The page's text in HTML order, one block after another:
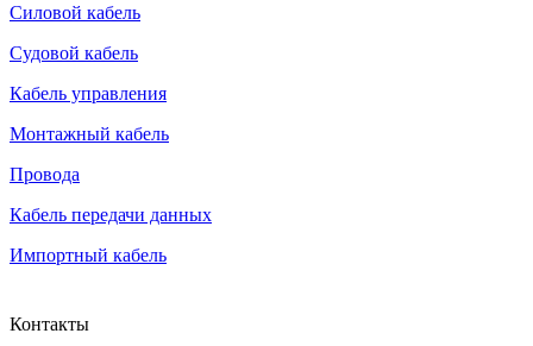
Силовой кабель
Судовой кабель
Кабель управления
Монтажный кабель
Провода
Кабель передачи данных
Импортный кабель
Контакты